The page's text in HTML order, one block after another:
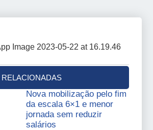
Nova mobilização pelo fim
da escala 6×1 e menor
jornada sem reduzir
salários